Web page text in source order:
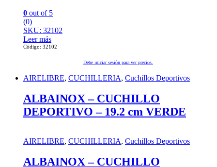
0 out of 5
(0)
SKU: 32102
Leer más
Código: 32102
Debe iniciar sesión para ver precios.
AIRELIBRE, CUCHILLERIA, Cuchillos Deportivos
ALBAINOX – CUCHILLO
DEPORTIVO – 19.2 cm VERDE
AIRELIBRE, CUCHILLERIA, Cuchillos Deportivos
ALBAINOX – CUCHILLO